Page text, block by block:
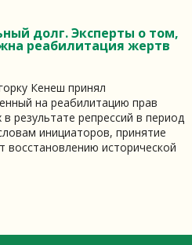
долг. Эксперты о том,
реабилитация жертв
Кенеш принял
на реабилитацию прав
результате репрессий в период
инициаторов, принятие
восстановлению исторической